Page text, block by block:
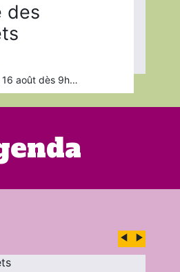
des
16 août dès 9h…